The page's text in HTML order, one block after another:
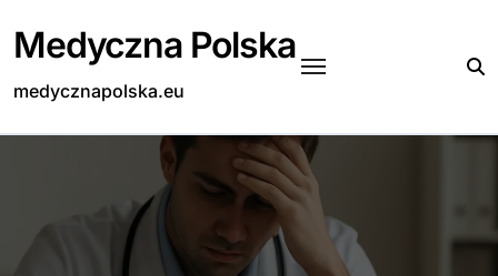
content
Medyczna Polska
medycznapolska.eu